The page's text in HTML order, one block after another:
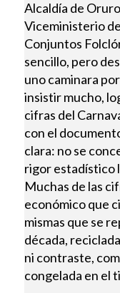
Alcaldía de
Viceministerio
Conjuntos
sencillo, pero
uno caminara
insistir mucho,
cifras del
con el
clara: no se
rigor estadístico
Muchas de las
económico que
mismas que se
década,
ni contraste,
congelada en el